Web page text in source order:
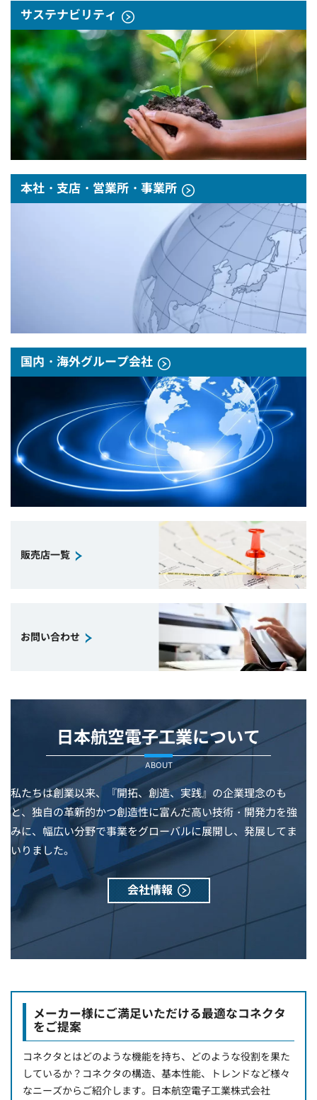
サステナビリティ
本社・支店・営業所・事業所
国内・海外グループ会社
販売店一覧
お問い合わせ
日本航空電子工業について
ABOUT
私たちは創業以来、『開拓、創造、実践』の企業理念のも
と、独自の革新的かつ創造性に富んだ高い技術・開発力を強
みに、幅広い分野で事業をグローバルに展開し、発展してま
いりました。
会社情報
メーカー様にご満足いただける最適なコネクタ
をご提案
コネクタとはどのような機能を持ち、どのような役割を果た
しているか？コネクタの構造、基本性能、トレンドなど様々
なニーズからご紹介します。日本航空電子工業株式会社